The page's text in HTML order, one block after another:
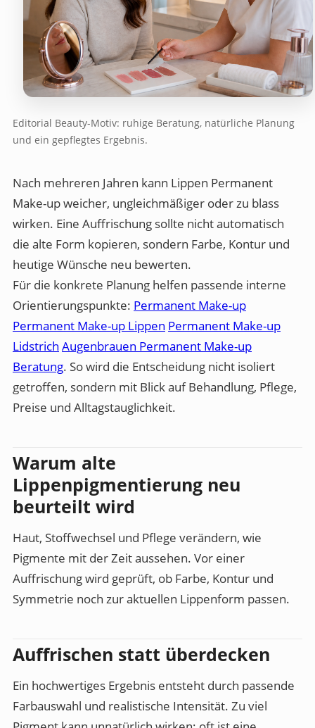
Editorial Beauty-Motiv: ruhige Beratung, natürliche Planung
und ein gepflegtes Ergebnis.
Nach mehreren Jahren kann Lippen Permanent
Make-up weicher, ungleichmäßiger oder zu blass
wirken. Eine Auffrischung sollte nicht automatisch
die alte Form kopieren, sondern Farbe, Kontur und
heutige Wünsche neu bewerten.
Für die konkrete Planung helfen passende interne
Orientierungspunkte: Permanent Make-up
Permanent Make-up Lippen Permanent Make-up
Lidstrich Augenbrauen Permanent Make-up
Beratung. So wird die Entscheidung nicht isoliert
getroffen, sondern mit Blick auf Behandlung, Pflege,
Preise und Alltagstauglichkeit.
Warum alte
Lippenpigmentierung neu
beurteilt wird
Haut, Stoffwechsel und Pflege verändern, wie
Pigmente mit der Zeit aussehen. Vor einer
Auffrischung wird geprüft, ob Farbe, Kontur und
Symmetrie noch zur aktuellen Lippenform passen.
Auffrischen statt überdecken
Ein hochwertiges Ergebnis entsteht durch passende
Farbauswahl und realistische Intensität. Zu viel